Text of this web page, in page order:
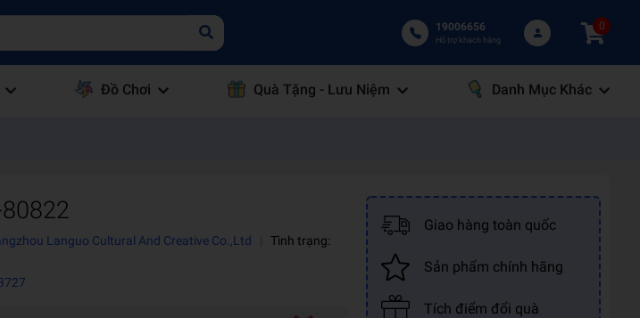
19006656
Hỗ trợ khách hàng
0
Đồ Chơi Quà Tặng - Lưu Niệm Danh Mục Khác
Languo Cultural And Creative Co.,Ltd
Tình trạng:
Giao hàng toàn quốc
Sản phẩm chính hãng
Tích điểm đổi quà